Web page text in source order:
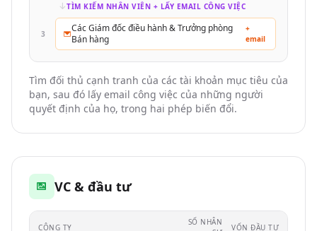
TÌM KIẾM NHÂN VIÊN + LẤY EMAIL CÔNG VIỆC
3
Các Giám đốc điều hành & Trưởng phòng
Bán hàng
+
email
Tìm đối thủ cạnh tranh của các tài khoản mục tiêu của
bạn, sau đó lấy email công việc của những người
quyết định của họ, trong hai phép biến đổi.
VC & đầu tư
CÔNG TY
SỐ NHÂN
VỐN ĐẦU TƯ